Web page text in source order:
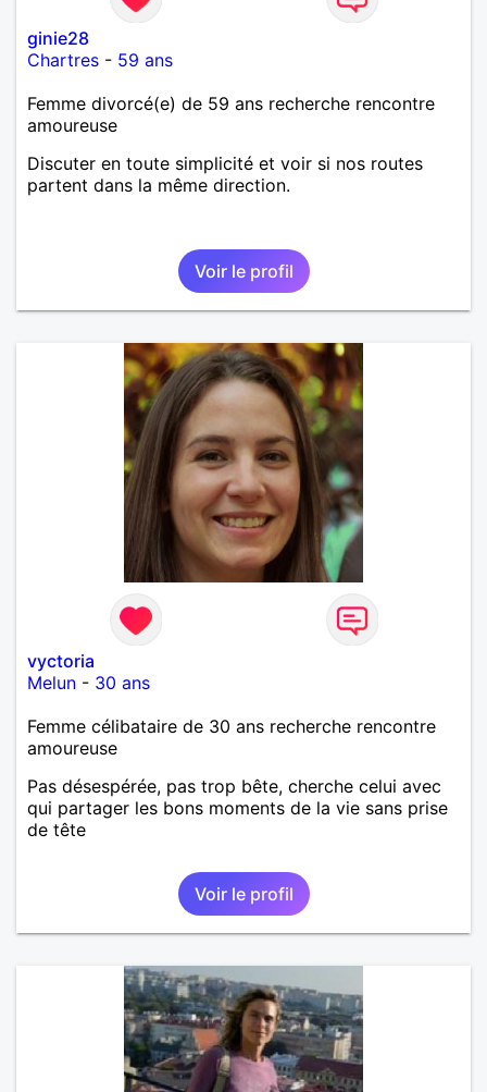
ginie28
Chartres - 59 ans
Femme divorcé(e) de 59 ans recherche rencontre
amoureuse
Discuter en toute simplicité et voir si nos routes
partent dans la même direction.
Voir le profil
vyctoria
Melun - 30 ans
Femme célibataire de 30 ans recherche rencontre
amoureuse
Pas désespérée, pas trop bête, cherche celui avec
qui partager les bons moments de la vie sans prise
de tête
Voir le profil